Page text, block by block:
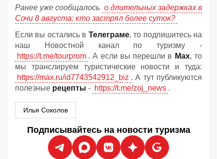
Ранее уже сообщалось о длительных задержках в
Сочи 8 августа: кто застрял более суток?
Если вы остались в Телеграме, то подпишитесь на
наш Новостной канал по туризму -
https://t.me/tourprom . А если вы перешли в Мах, то
мы транслируем туристические новости и туда:
https://max.ru/id7743542912_biz . А тут публикуются
полезные рецепты - https://t.me/zoj_news .
Илья Соколов
Подписывайтесь на новости туризма